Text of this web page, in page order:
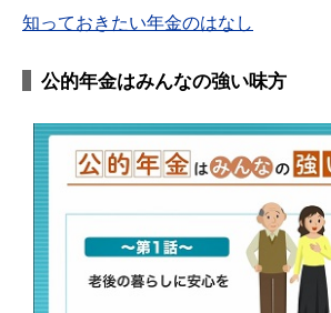
知っておきたい年金のはなし
公的年金はみんなの強い味方